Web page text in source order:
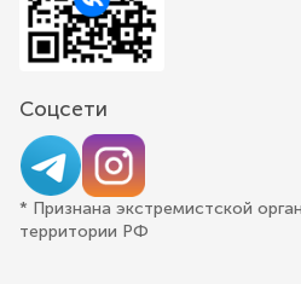
Соцсети
* Признана экстремистской
территории РФ